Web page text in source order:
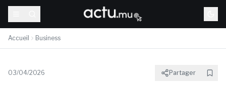
Accueil Business
03/04/2026 Partager